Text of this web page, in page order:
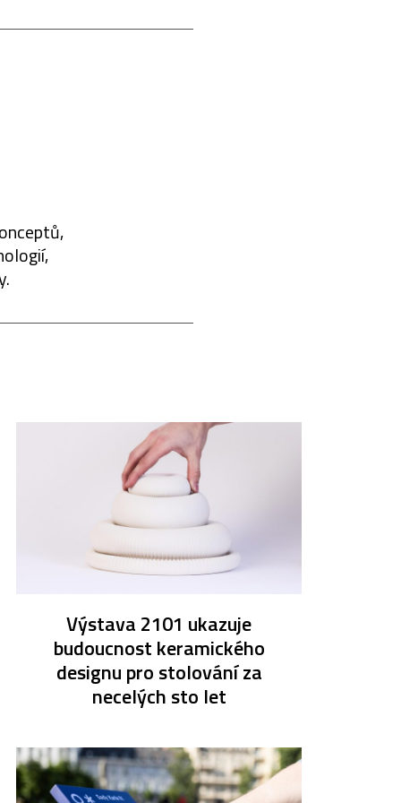
Výstava 2101 ukazuje
budoucnost keramického
designu pro stolování za
necelých sto let